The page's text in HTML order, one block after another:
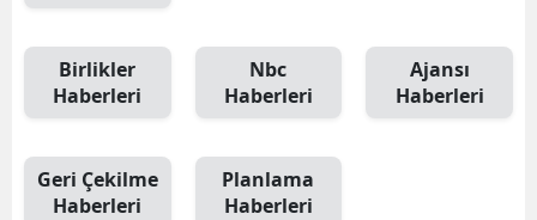
Birlikler
Haberleri
Nbc
Haberleri
Ajansı
Haberleri
Geri Çekilme
Haberleri
Planlama
Haberleri